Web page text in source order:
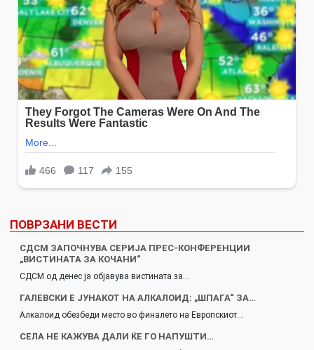
ПОВРЗАНИ ВЕСТИ
СДСМ ЗАПОЧНУВА СЕРИЈА ПРЕС-КОНФЕРЕНЦИИ
„ВИСТИНАТА ЗА КОЧАНИ“
СДСМ од денес ја објавува вистината за…
ГАЛЕВСКИ Е ЈУНАКОТ НА АЛКАЛОИД: „ШПАГА“ ЗА…
Алкалоид обезбеди место во финалето на Европскиот…
СЕЛА НЕ КАЖУВА ДАЛИ ЌЕ ГО НАПУШТИ…